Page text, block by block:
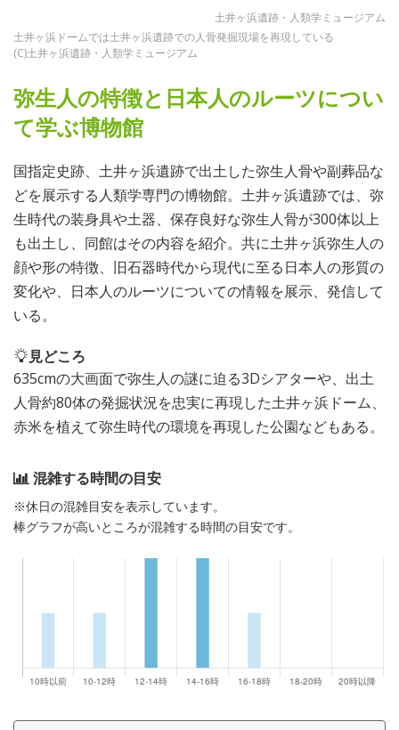
土井ヶ浜遺跡・人類学ミュージアム
土井ヶ浜ドームでは土井ヶ浜遺跡での人骨発掘現場を再現している
(C)土井ヶ浜遺跡・人類学ミュージアム
弥生人の特徴と日本人のルーツについ
て学ぶ博物館
国指定史跡、土井ヶ浜遺跡で出土した弥生人骨や副葬品な
どを展示する人類学専門の博物館。土井ヶ浜遺跡では、弥
生時代の装身具や土器、保存良好な弥生人骨が300体以上
も出土し、同館はその内容を紹介。共に土井ヶ浜弥生人の
顔や形の特徴、旧石器時代から現代に至る日本人の形質の
変化や、日本人のルーツについての情報を展示、発信して
いる。
見どころ
635cmの大画面で弥生人の謎に迫る3Dシアターや、出土
人骨約80体の発掘状況を忠実に再現した土井ヶ浜ドーム、
赤米を植えて弥生時代の環境を再現した公園などもある。
混雑する時間の目安
※休日の混雑目安を表示しています。
棒グラフが高いところが混雑する時間の目安です。